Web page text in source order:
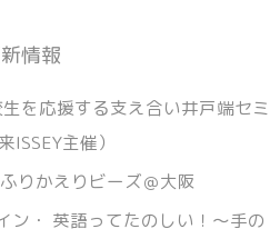
情報
を応援する支え合い井戸端セミ
ISSEY主催）
りかえりビーズ＠大阪
ン・ 英語ってたのしい！〜手の